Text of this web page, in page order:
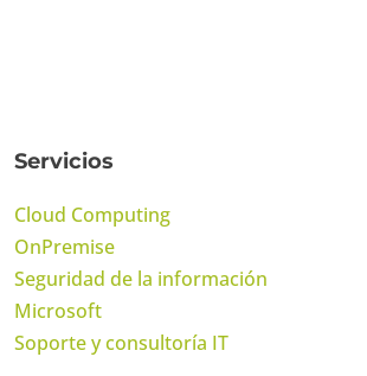
Servicios
Cloud Computing
OnPremise
Seguridad de la información
Microsoft
Soporte y consultoría IT